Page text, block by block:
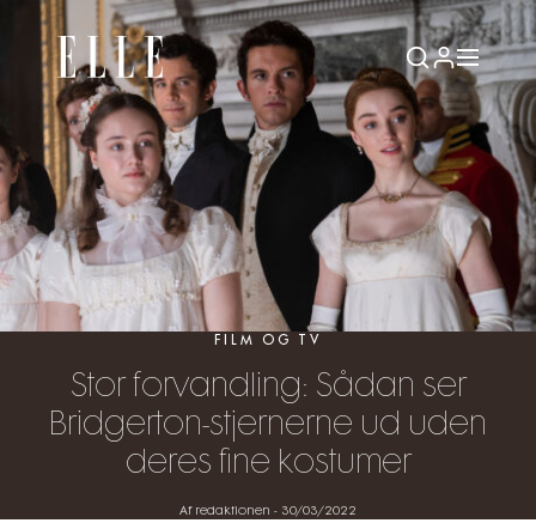
FILM OG TV
Stor forvandling: Sådan ser
Bridgerton-stjernerne ud uden
deres fine kostumer
Af redaktionen - 30/03/2022